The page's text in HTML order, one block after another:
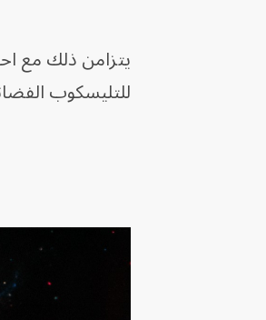
يتزامن ذلك مع
للتليسكوب الفضائي، حيث